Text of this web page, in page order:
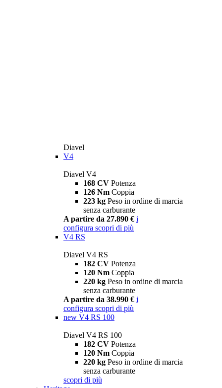
Diavel
V4
Diavel V4
168 CV Potenza
126 Nm Coppia
223 kg Peso in ordine di marcia
senza carburante
A partire da 27.890 € i
configura scopri di più
V4 RS
Diavel V4 RS
182 CV Potenza
120 Nm Coppia
220 kg Peso in ordine di marcia
senza carburante
A partire da 38.990 € i
configura scopri di più
new V4 RS 100
Diavel V4 RS 100
182 CV Potenza
120 Nm Coppia
220 kg Peso in ordine di marcia
senza carburante
scopri di più